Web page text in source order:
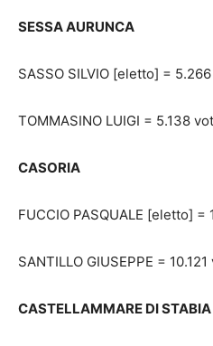
SESSA AURUNCA
SASSO SILVIO [eletto] =
TOMMASINO LUIGI = 5.138
CASORIA
FUCCIO PASQUALE [eletto] =
SANTILLO GIUSEPPE =
CASTELLAMMARE DI STABIA